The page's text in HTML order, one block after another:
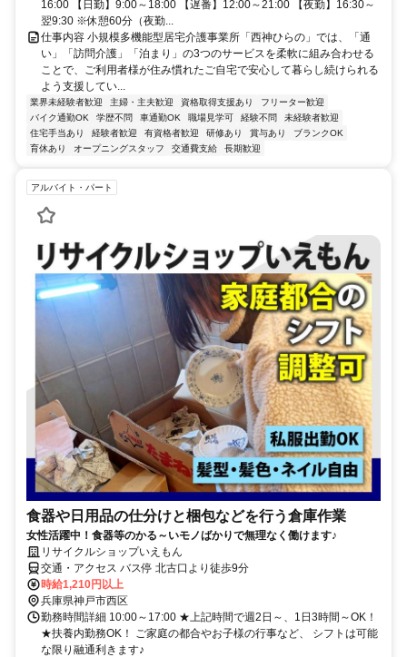
16:00 【日勤】9:00～18:00 【遅番】12:00～21:00 【夜勤】16:30～
翌9:30 ※休憩60分（夜勤...
仕事内容 小規模多機能型居宅介護事業所「西神ひらの」では、「通
い」「訪問介護」「泊まり」の3つのサービスを柔軟に組み合わせる
ことで、ご利用者様が住み慣れたご自宅で安心して暮らし続けられる
よう支援してい...
業界未経験者歓迎 主婦・主夫歓迎 資格取得支援あり
フリーター歓迎
バイク通勤OK
学歴不問 車通勤OK 職場見学可 経験不問
未経験者歓迎
住宅手当あり
経験者歓迎 有資格者歓迎 研修あり 賞与あり
ブランクOK
育休あり
オープニングスタッフ 交通費支給 長期歓迎
アルバイト・パート
食器や日用品の仕分けと梱包などを行う倉庫作業
女性活躍中！食器等のかる～いモノばかりで無理なく働けます♪
リサイクルショップいえもん
交通・アクセス バス停 北古口より徒歩9分
時給1,210円以上
兵庫県神戸市西区
勤務時間詳細 10:00～17:00 ★上記時間で週2日～、1日3時間～OK！
★扶養内勤務OK！ ご家庭の都合やお子様の行事など、 シフトは可能
な限り融通利きます♪